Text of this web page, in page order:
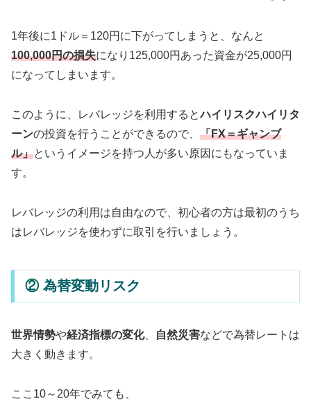
1年後に1ドル＝120円に下がってしまうと、なんと
100,000円の損失になり125,000円あった資金が25,000円
になってしまいます。
このように、レバレッジを利用するとハイリスクハイリタ
ーンの投資を行うことができるので、 「FX＝ギャンブ
ル」というイメージを持つ人が多い原因にもなっていま
す。
レバレッジの利用は自由なので、初心者の方は最初のうち
はレバレッジを使わずに取引を行いましょう。
② 為替変動リスク
世界情勢や経済指標の変化、 自然災害などで為替レートは
大きく動きます。
ここ10～20年でみても、